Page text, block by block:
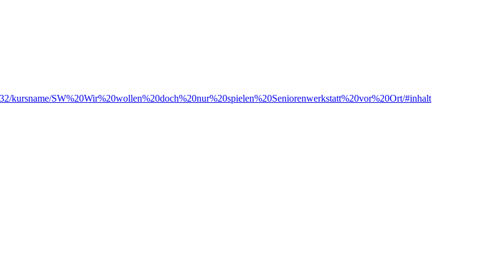
kursname/SW%20Wir%20wollen%20doch%20nur%20spielen%20Seniorenwerkstatt%20vor%20Ort/#inhalt